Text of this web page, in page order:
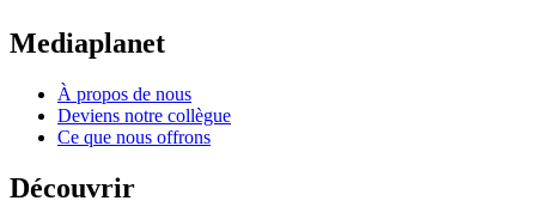
Mediaplanet
À propos de nous
Deviens notre collègue
Ce que nous offrons
Découvrir